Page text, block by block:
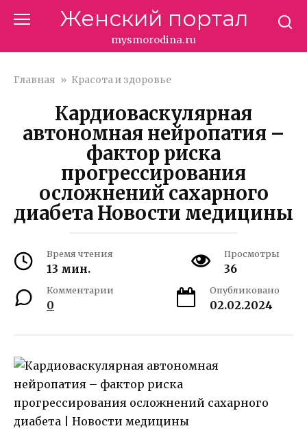
Женский портал
mysmorodina.ru
Главная » Красота и здоровье
Кардиоваскулярная
автономная нейропатия –
фактор риска
прогрессирования
осложнений сахарного
диабета Новости медицины
Время чтения
13 мин.
Просмотры
36
Комментарии
0
Опубликовано
02.02.2024